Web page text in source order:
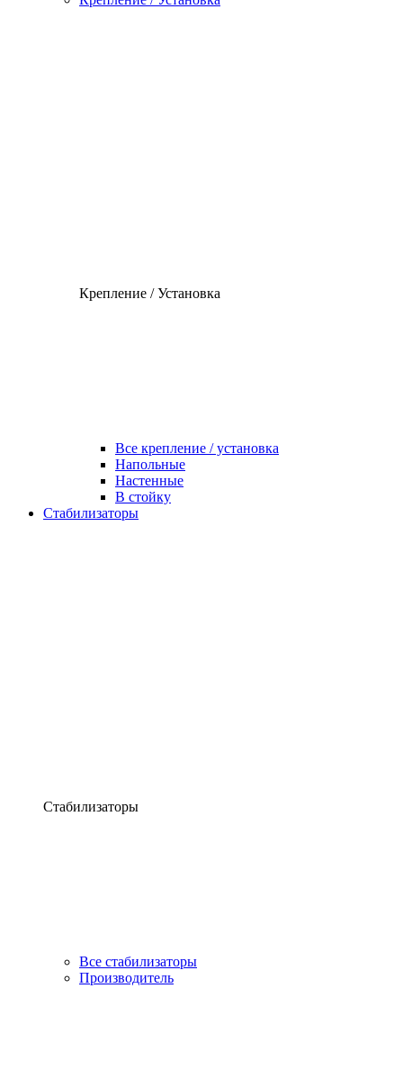
Крепление / Установка
Все крепление / установка
Напольные
Настенные
В стойку
Стабилизаторы
Стабилизаторы
Все стабилизаторы
Производитель